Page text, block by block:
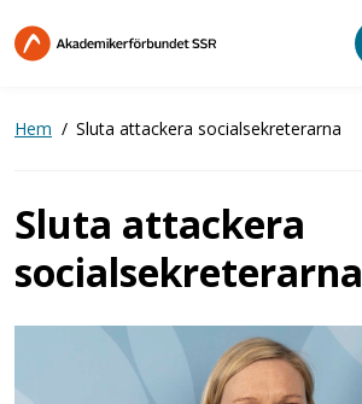
till
Hem Sluta attackera socialsekreterarna
Sluta attackera
socialsekreterarna